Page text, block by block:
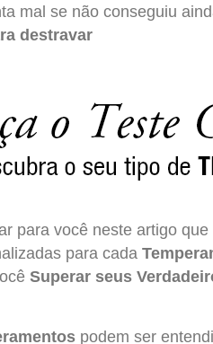
mal se não conseguiu
destravar
para você neste artigo
para cada
Superar seus
podem ser